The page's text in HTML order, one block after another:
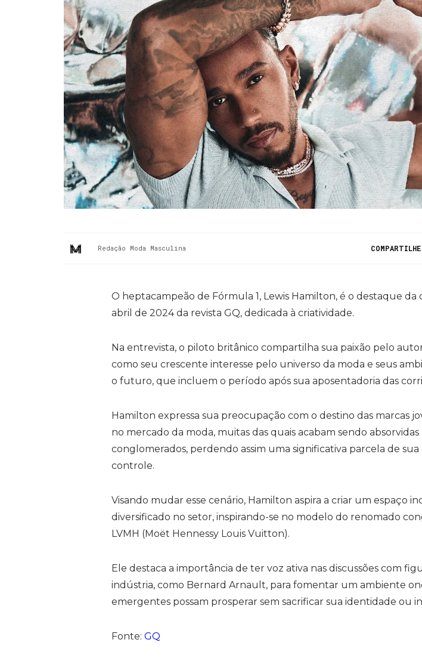
Redação Moda Masculina COMPARTILHE
O heptacampeão de Fórmula 1, Lewis Hamilton, é o destaque da
abril de 2024 da revista GQ, dedicada à criatividade.
Na entrevista, o piloto britânico compartilha sua paixão pelo
como seu crescente interesse pelo universo da moda e seus
o futuro, que incluem o período após sua aposentadoria das
Hamilton expressa sua preocupação com o destino das marcas
no mercado da moda, muitas das quais acabam sendo
conglomerados, perdendo assim uma significativa parcela de
controle.
Visando mudar esse cenário, Hamilton aspira a criar um espaço
diversificado no setor, inspirando-se no modelo do renomado
LVMH (Moët Hennessy Louis Vuitton).
Ele destaca a importância de ter voz ativa nas discussões com
indústria, como Bernard Arnault, para fomentar um ambiente
emergentes possam prosperar sem sacrificar sua identidade ou
Fonte: GQ